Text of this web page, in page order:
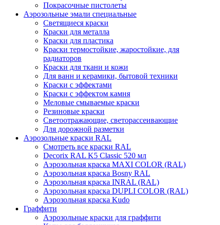
Покрасочные пистолеты
Аэрозольные эмали специальные
Светящиеся краски
Краски для металла
Краски для пластика
Краски термостойкие, жаростойкие, для
радиаторов
Краски для ткани и кожи
Для ванн и керамики, бытовой техники
Краски с эффектами
Краски с эффектом камня
Меловые смываемые краски
Резиновые краски
Светоотражающие, светорассеивающие
Для дорожной разметки
Аэрозольные краски RAL
Смотреть все краски RAL
Decorix RAL K5 Classic 520 мл
Аэрозольная краска MAXI COLOR (RAL)
Аэрозольная краска Bosny RAL
Аэрозольная краска INRAL (RAL)
Аэрозольная краска DUPLI COLOR (RAL)
Аэрозольная краска Kudo
Граффити
Аэрозольные краски для граффити